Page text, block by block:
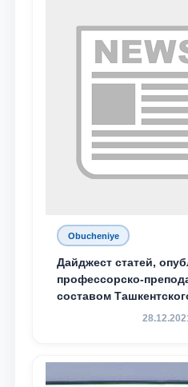
Obucheniye
Дайджест статей,
профессорско-
составом
государственного
доведения до
сообщества